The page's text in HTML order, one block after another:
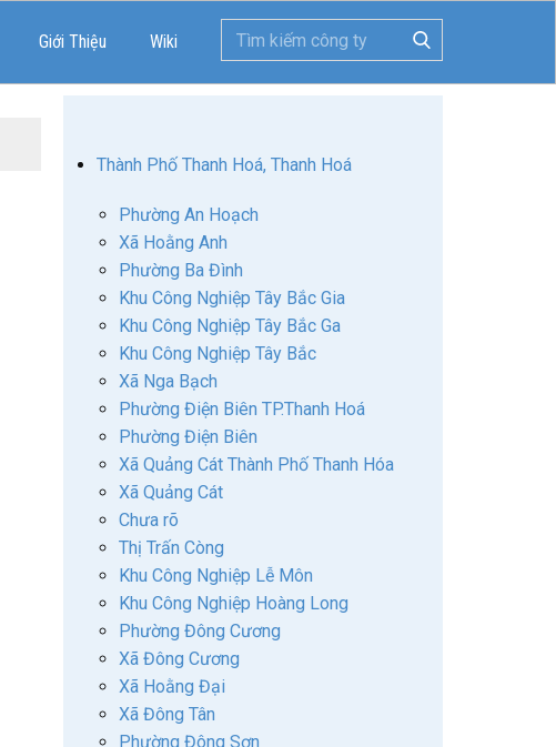
Giới Thiệu Wiki
Thành Phố Thanh Hoá, Thanh Hoá
Phường An Hoạch
Xã Hoằng Anh
Phường Ba Đình
Khu Công Nghiệp Tây Bắc Gia
Khu Công Nghiệp Tây Bắc Ga
Khu Công Nghiệp Tây Bắc
Xã Nga Bạch
Phường Điện Biên TP.Thanh Hoá
Phường Điện Biên
Xã Quảng Cát Thành Phố Thanh Hóa
Xã Quảng Cát
Chưa rõ
Thị Trấn Còng
Khu Công Nghiệp Lễ Môn
Khu Công Nghiệp Hoàng Long
Phường Đông Cương
Xã Đông Cương
Xã Hoằng Đại
Xã Đông Tân
Phường Đông Sơn